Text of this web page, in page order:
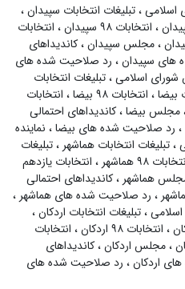
اسلامی،تبلیغات انتخابات سپیدان،
، انتخابات ۹۸ سپیدان ، انتخابات
،مجلس سپیدان،کاندیداهای
های سپیدان، رد صلاحیت شده های
شورای اسلامی،تبلیغات انتخابات
بیضا، انتخابات ۹۸ بیضا ، انتخابات
مجلس بیضا،کاندیداهای احتمالی
، رد صلاحیت شده های بیضا، نماینده
،تبلیغات انتخابات هماشهر ،تبلیغات
۹۸ هماشهر ، انتخابات یازدهم
هماشهر ،کاندیداهای احتمالی
، رد صلاحیت شده های هماشهر ،
،تبلیغات انتخابات اردکان،
، انتخابات ۹۸ اردکان ، انتخابات
،مجلس اردکان،کاندیداهای
اردکان، رد صلاحیت شده های